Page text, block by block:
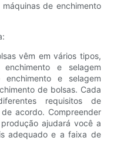
de enchimento
vêm em vários tipos,
e selagem
enchimento e selagem
de bolsas. Cada
requisitos de
acordo. Compreender
ajudará você a
adequado e a faixa de